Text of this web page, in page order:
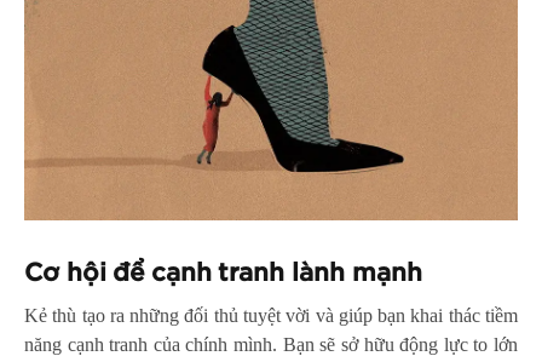
Cơ hội để cạnh tranh lành mạnh
Kẻ thù tạo ra những đối thủ tuyệt vời và giúp bạn khai thác tiềm
năng cạnh tranh của chính mình. Bạn sẽ sở hữu động lực to lớn